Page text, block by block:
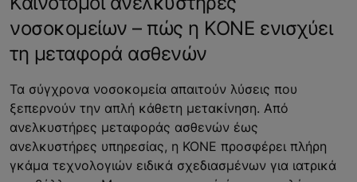
νοσοκομείων – πώς η KONE ενισχύει
τη μεταφορά ασθενών
Τα σύγχρονα νοσοκομεία απαιτούν λύσεις που
ξεπερνούν την απλή κάθετη μετακίνηση. Από
ανελκυστήρες μεταφοράς ασθενών έως
ανελκυστήρες υπηρεσίας, η KONE προσφέρει πλήρη
γκάμα τεχνολογιών ειδικά σχεδιασμένων για ιατρικά